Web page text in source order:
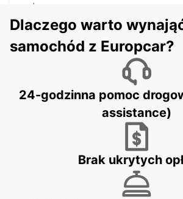
VESOUL
NOIDANS LES VESOUL - FRANCE
VESOUL RAILWAY STATION -
Dlaczego warto
samochód z Europcar?
24-godzinna pomoc
assistance)
Brak ukrytych